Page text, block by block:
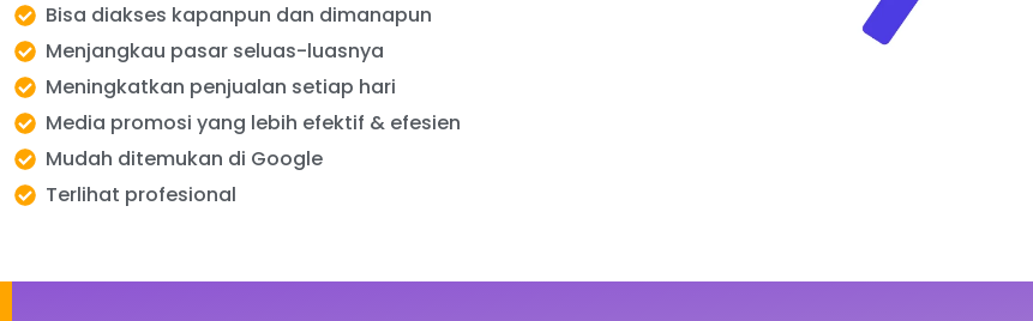
Bisa diakses kapanpun dan dimanapun
Menjangkau pasar seluas-luasnya
Meningkatkan penjualan setiap hari
Media promosi yang lebih efektif & efesien
Mudah ditemukan di Google
Terlihat profesional